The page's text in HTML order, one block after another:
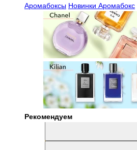
Аромабоксы Новинки Аромабокс
Рекомендуем